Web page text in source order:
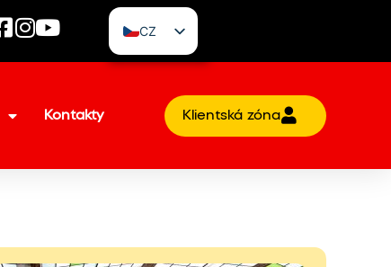
CZ
EN
Kontakty Klientská zóna